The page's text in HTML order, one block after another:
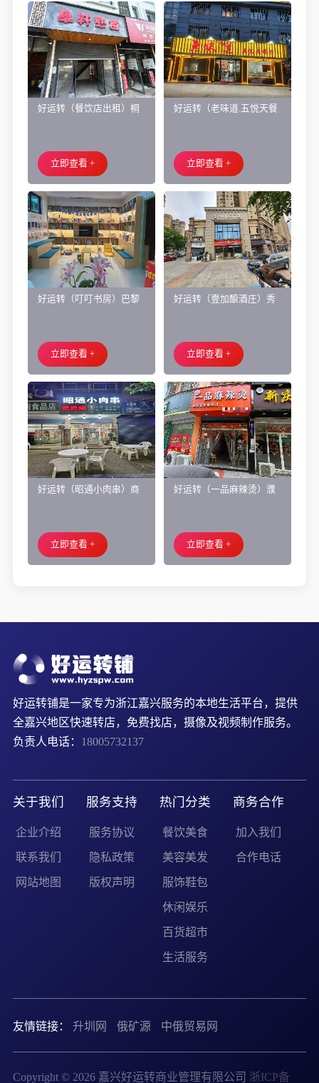
好运转（餐饮店出租）桐
面旺铺出租
立即查看 +
好运转（老味道.五悦天餐
让、主要房租低
立即查看 +
好运转（叮叮书房）巴黎
培训班带生源转让
立即查看 +
好运转（壹加酿酒庄）秀
庄、空店铺转让
立即查看 +
好运转（昭通小肉串）商
外摆、 房租2.2万/年
立即查看 +
好运转（一品麻辣烫）濮
小吃店转让
立即查看 +
好运转铺是一家专为浙江嘉兴服务的本地生活平台，提供
全嘉兴地区快速转店，免费找店，摄像及视频制作服务。
负责人电话： 18005732137
关于我们
企业介绍
联系我们
网站地图
服务支持
服务协议
隐私政策
版权声明
热门分类
餐饮美食
美容美发
服饰鞋包
休闲娱乐
百货超市
生活服务
商务合作
加入我们
合作电话
友情链接： 升圳网 俄矿源 中俄贸易网
Copyright © 2026 嘉兴好运转商业管理有限公司 浙ICP备